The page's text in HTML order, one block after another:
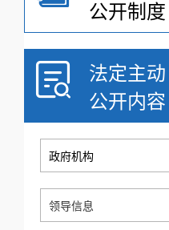
公开制度
法定主动
公开内容
政府机构
领导信息